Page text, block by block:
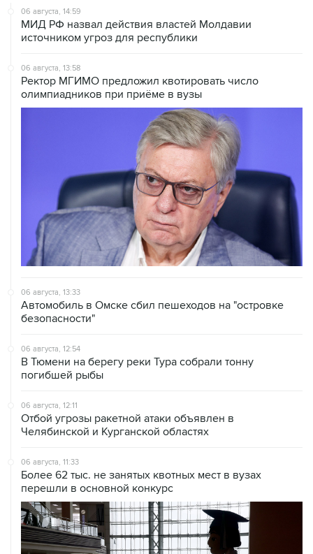
06 августа, 14:59
МИД РФ назвал действия властей Молдавии
источником угроз для республики
06 августа, 13:58
Ректор МГИМО предложил квотировать число
олимпиадников при приёме в вузы
06 августа, 13:33
Автомобиль в Омске сбил пешеходов на "островке
безопасности"
06 августа, 12:54
В Тюмени на берегу реки Тура собрали тонну
погибшей рыбы
06 августа, 12:11
Отбой угрозы ракетной атаки объявлен в
Челябинской и Курганской областях
06 августа, 11:33
Более 62 тыс. не занятых квотных мест в вузах
перешли в основной конкурс